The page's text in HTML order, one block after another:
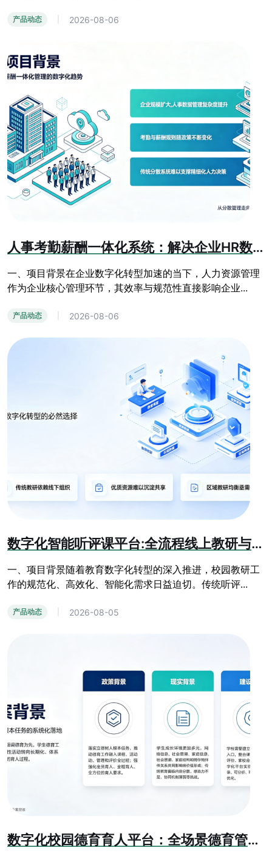
产品动态 2026-08-06
人事考勤薪酬一体化系统：解决企业HR数据孤岛难题
一、项目背景在企业数字化转型加速的当下，人力资源管理
作为企业核心管理环节，其效率与规范性直接影响企业...
产品动态 2026-08-06
数字化智能听评课平台:全流程线上教研与教学质量提升系统
一、项目背景随着教育数字化转型的深入推进，校园教研工
作的规范化、高效化、智能化需求日益迫切。传统听评...
产品动态 2026-08-05
数字化校园德育育人平台：全场景德育管控与学生综合素质成长系统